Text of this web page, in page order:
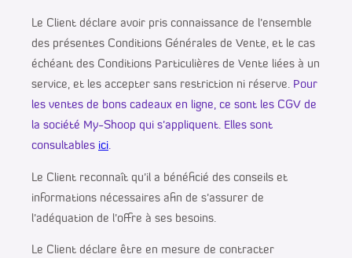
Le Client déclare avoir pris connaissance de l’ensemble
des présentes Conditions Générales de Vente, et le cas
échéant des Conditions Particulières de Vente liées à un
service, et les accepter sans restriction ni réserve. Pour
les ventes de bons cadeaux en ligne, ce sont les CGV de
la société My-Shoop qui s’appliquent. Elles sont
consultables ici.
Le Client reconnaît qu’il a bénéficié des conseils et
informations nécessaires afin de s’assurer de
l’adéquation de l’offre à ses besoins.
Le Client déclare être en mesure de contracter